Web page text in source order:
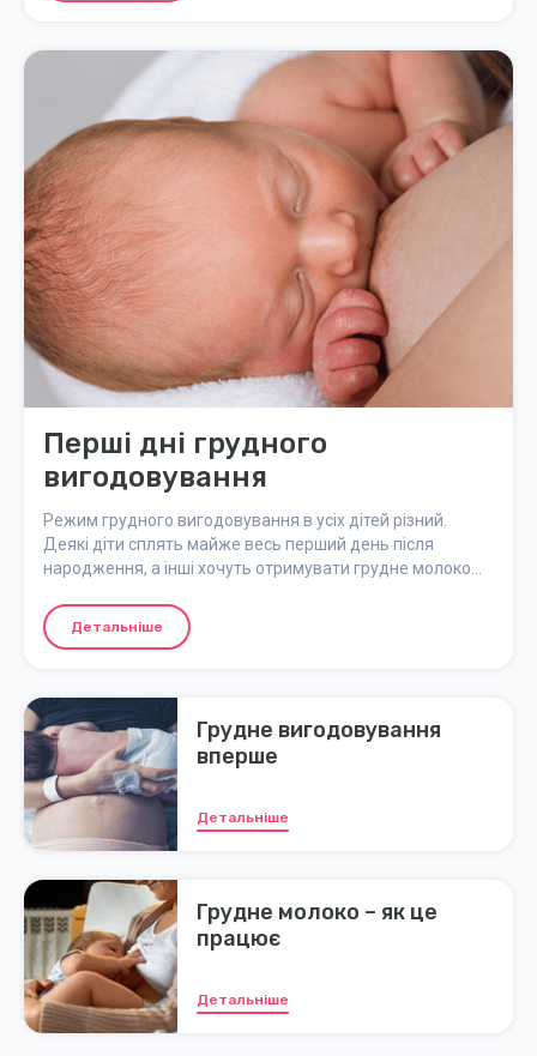
Перші дні грудного
вигодовування
Режим грудного вигодовування в усіх дітей різний.
Деякі діти сплять майже весь перший день після
народження, а інші хочуть отримувати грудне молоко
дитина, обов'язково спіть, коли з'являється така
можливість, добре харчуйтеся і не забувайте пити
Детальніше
Грудне вигодовування
вперше
Детальніше
Грудне молоко – як це
працює
Детальніше